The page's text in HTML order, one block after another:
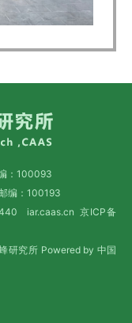
：100093
编：100193
iar.caas.cn 京ICP备
研究所 Powered by 中国